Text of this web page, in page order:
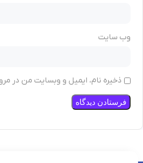
وب‌ سایت
ذخیره نام، ایمیل و وبسایت من در